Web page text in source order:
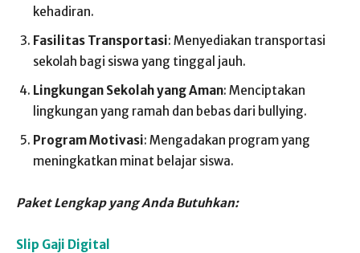
kehadiran.
Fasilitas Transportasi: Menyediakan transportasi
sekolah bagi siswa yang tinggal jauh.
Lingkungan Sekolah yang Aman: Menciptakan
lingkungan yang ramah dan bebas dari bullying.
Program Motivasi: Mengadakan program yang
meningkatkan minat belajar siswa.
Paket Lengkap yang Anda Butuhkan:
Slip Gaji Digital